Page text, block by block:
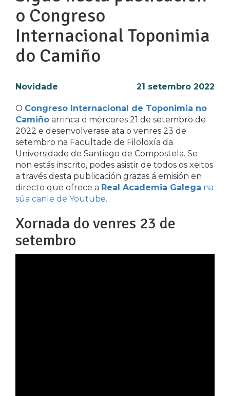
o Congreso
Internacional Toponimia
do Camiño
21 setembro 2022
Novidade
O Congreso Internacional de Toponimia no
Camiño arrinca o mércores 21 de setembro de
2022 e desenvolverase ata o venres 23 de
setembro na Facultade de Filoloxía da
Universidade de Santiago de Compostela. Se
non estás inscrito, podes asistir de todos os xeitos
a través desta publicación grazas á emisión en
directo que ofrece a Real Academia Galega na
súa canle de Youtube.
Xornada do venres 23 de
setembro